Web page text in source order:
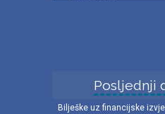
Posljednji
Bilješke uz financijske